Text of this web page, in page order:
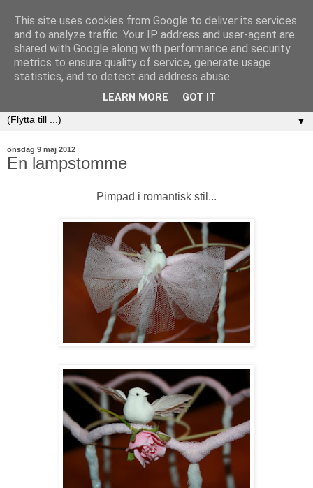
▼
onsdag 9 maj 2012
En lampstomme
Pimpad i romantisk stil...
This site uses cookies from Google to deliver its services
and to analyze traffic. Your IP address and user-agent are
shared with Google along with performance and security
metrics to ensure quality of service, generate usage
statistics, and to detect and address abuse.
LEARN MORE GOT IT